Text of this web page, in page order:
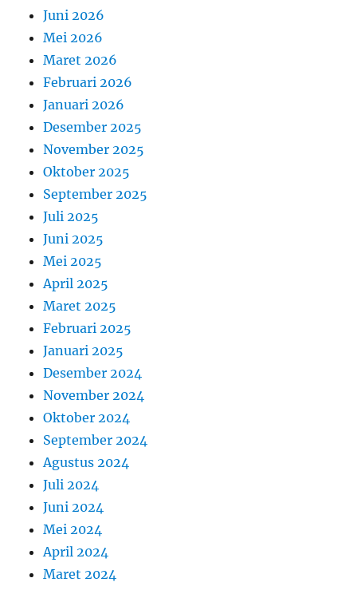
Juni 2026
Mei 2026
Maret 2026
Februari 2026
Januari 2026
Desember 2025
November 2025
Oktober 2025
September 2025
Juli 2025
Juni 2025
Mei 2025
April 2025
Maret 2025
Februari 2025
Januari 2025
Desember 2024
November 2024
Oktober 2024
September 2024
Agustus 2024
Juli 2024
Juni 2024
Mei 2024
April 2024
Maret 2024